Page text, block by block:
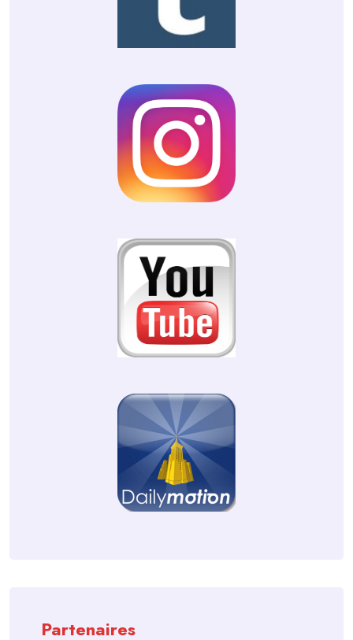
Partenaires